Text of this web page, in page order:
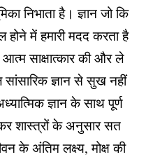
निभाता है। ज्ञान जो कि
होने में हमारी मदद करता है
साक्षात्कार की और ले
ज्ञान से सुख नहीं
ज्ञान के साथ पूर्ण
शास्त्रों के अनुसार सत
के अंतिम लक्ष्य, मोक्ष की